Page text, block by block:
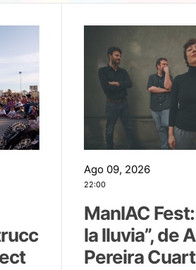
Ago 09, 2026
22:00
ManIAC
la lluvia”, de
Pereira